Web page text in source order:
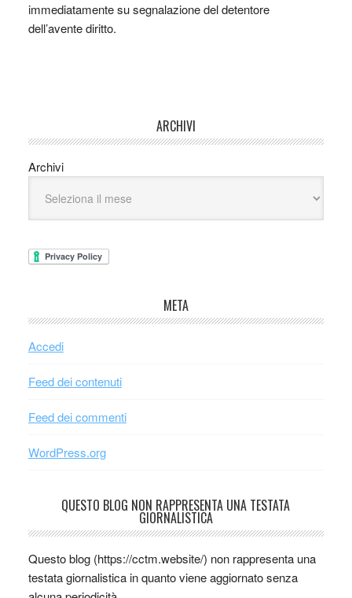
immediatamente su segnalazione del detentore
dell’avente diritto.
ARCHIVI
Archivi
META
Accedi
Feed dei contenuti
Feed dei commenti
WordPress.org
QUESTO BLOG NON RAPPRESENTA UNA TESTATA
GIORNALISTICA
Questo blog (https://cctm.website/) non rappresenta una
testata giornalistica in quanto viene aggiornato senza